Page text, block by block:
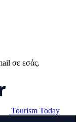
σε εσάς.
Tourism Today